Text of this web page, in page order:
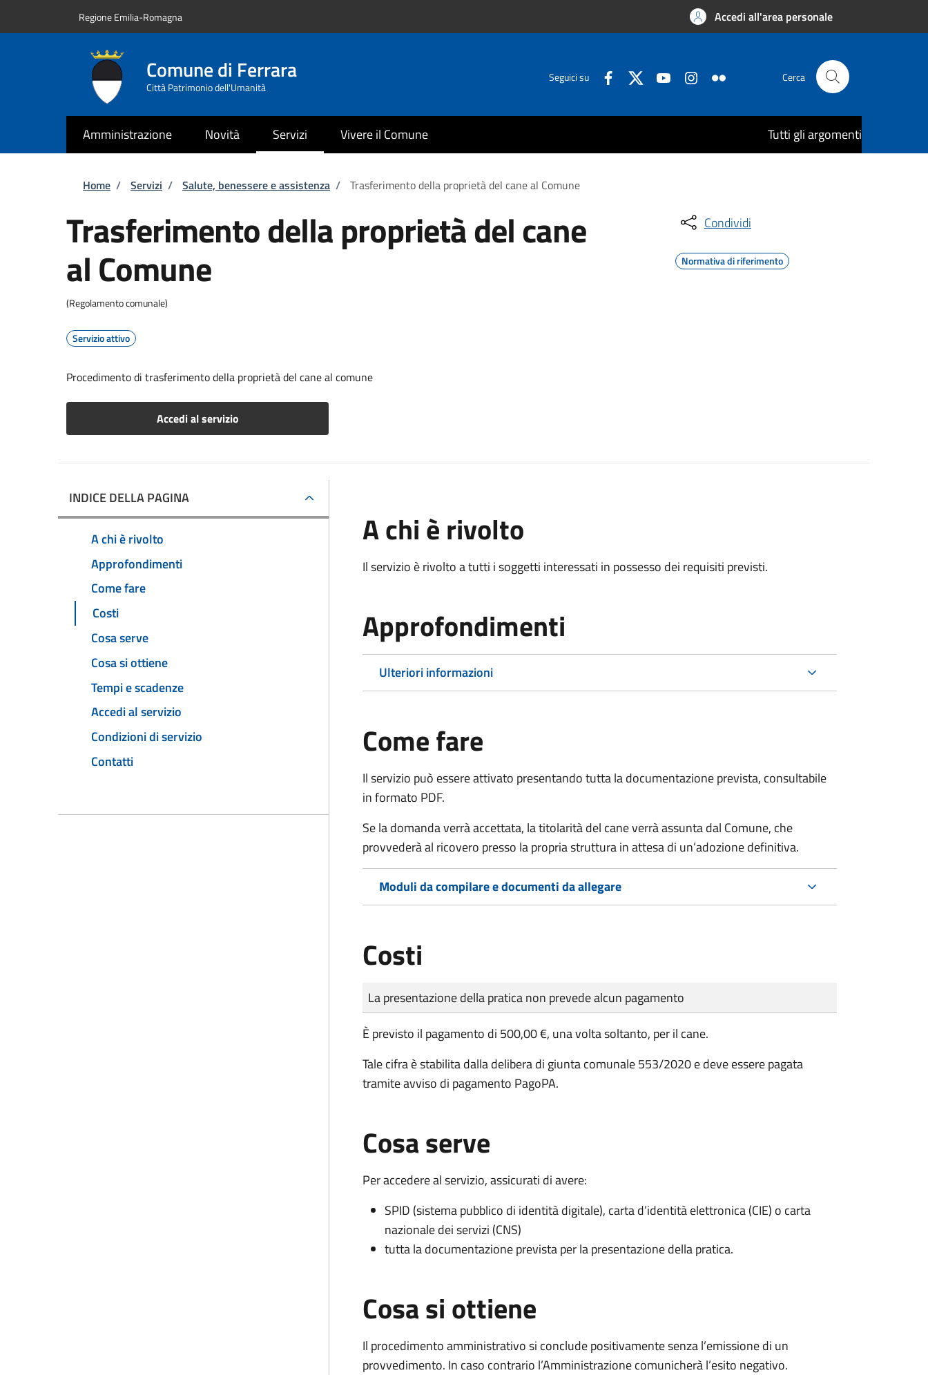
Regione Emilia-Romagna Accedi all'area personale
Comune di Ferrara
Città Patrimonio dell'Umanità
Seguici su Cerca
Amministrazione Novità Servizi Vivere il Comune Tutti gli argomenti
Briciole di pane
Home / Servizi / Salute, benessere e assistenza / Trasferimento della proprietà del cane al Comune
Trasferimento della proprietà del cane
al Comune
(Regolamento comunale)
Servizio attivo
Procedimento di trasferimento della proprietà del cane al comune
Accedi al servizio
Condividi
Normativa di riferimento
INDICE DELLA PAGINA
A chi è rivolto
Approfondimenti
Come fare
Costi
Cosa serve
Cosa si ottiene
Tempi e scadenze
Accedi al servizio
Condizioni di servizio
Contatti
A chi è rivolto
Il servizio è rivolto a tutti i soggetti interessati in possesso dei requisiti previsti.
Approfondimenti
Ulteriori informazioni
Come fare
Il servizio può essere attivato presentando tutta la documentazione prevista, consultabile
in formato PDF.
Se la domanda verrà accettata, la titolarità del cane verrà assunta dal Comune, che
provvederà al ricovero presso la propria struttura in attesa di un’adozione definitiva.
Moduli da compilare e documenti da allegare
Costi
Tipo di pagamento
Importo
La presentazione della pratica non prevede alcun pagamento
È previsto il pagamento di 500,00 €, una volta soltanto, per il cane.
Tale cifra è stabilita dalla delibera di giunta comunale 553/2020 e deve essere pagata
tramite avviso di pagamento PagoPA.
Cosa serve
Per accedere al servizio, assicurati di avere:
SPID (sistema pubblico di identità digitale), carta d’identità elettronica (CIE) o carta
nazionale dei servizi (CNS)
tutta la documentazione prevista per la presentazione della pratica.
Cosa si ottiene
Il procedimento amministrativo si conclude positivamente senza l’emissione di un
provvedimento. In caso contrario l’Amministrazione comunicherà l’esito negativo.